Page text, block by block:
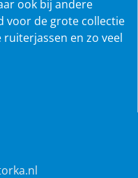
ook bij andere
voor de grote collectie
en zo veel